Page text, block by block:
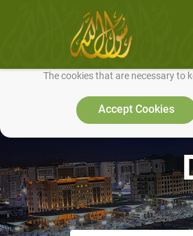
We use cookies to make our site work
The cookies that are necessary to
Accept Cookies